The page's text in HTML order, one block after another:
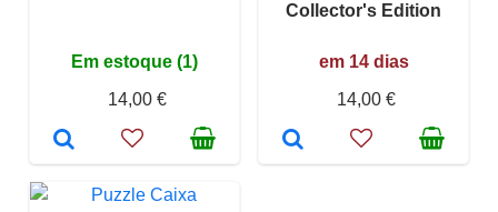
Em estoque (1)
14,00 €
Collector's Edition
em 14 dias
14,00 €